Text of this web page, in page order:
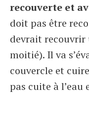
recouverte et
doit pas être
devrait recouvrir
moitié). Il va
couvercle et
pas cuite à l’eau